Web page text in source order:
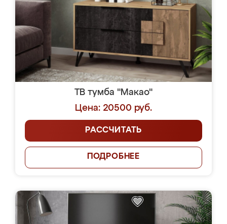
ТВ тумба "Макао"
Цена: 20500 руб.
РАССЧИТАТЬ
ПОДРОБНЕЕ